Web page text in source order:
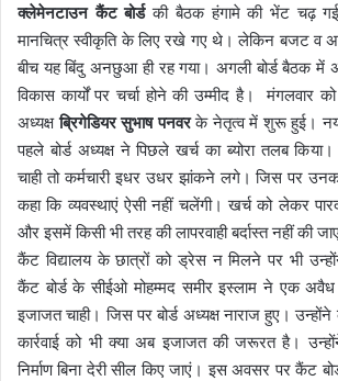
क्लेमेनटाउन कैंट बोर्डकी बैठक हंगामे की भेंट चढ़
मानचित्र स्वीकृति के लिए रखे गए थे। लेकिन बजट व
बीच यह बिंदु अनछुआ ही रह गया। अगली बोर्ड बैठक में
विकास कार्यों पर चर्चा होने की उम्मीद है। मंगलवार
अध्यक्षब्रिगेडियर सुभाष पनवरके नेतृत्व में शुरू हुई।
पहले बोर्ड अध्यक्ष ने पिछले खर्च का ब्योरा तलब
चाही तो कर्मचारी इधर उधर झांकने लगे। जिस पर
कहा कि व्यवस्थाएं ऐसी नहीं चलेंगी। खर्च को लेकर
और इसमें किसी भी तरह की लापरवाही बर्दास्त नहीं की
कैंट विद्यालय के छात्रों को ड्रेस न मिलने पर भी
कैंट बोर्ड के सीईओ मोहम्मद समीर इस्लाम ने एक अवैध
इजाजत चाही। जिस पर बोर्ड अध्यक्ष नाराज हुए।
कार्रवाई को भी क्या अब इजाजत की जरूरत है।
निर्माण बिना देरी सील किए जाएं। इस अवसर पर कैंट